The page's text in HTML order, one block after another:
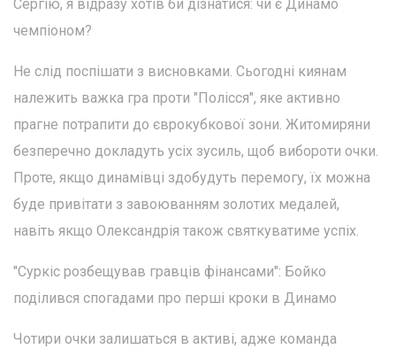
Сергію, я відразу хотів би дізнатися: чи є Динамо
чемпіоном?
Не слід поспішати з висновками. Сьогодні киянам
належить важка гра проти "Полісся", яке активно
прагне потрапити до єврокубкової зони. Житомиряни
безперечно докладуть усіх зусиль, щоб вибороти очки.
Проте, якщо динамівці здобудуть перемогу, їх можна
буде привітати з завоюванням золотих медалей,
навіть якщо Олександрія також святкуватиме успіх.
"Суркіс розбещував гравців фінансами": Бойко
поділився спогадами про перші кроки в Динамо
Чотири очки залишаться в активі, адже команда